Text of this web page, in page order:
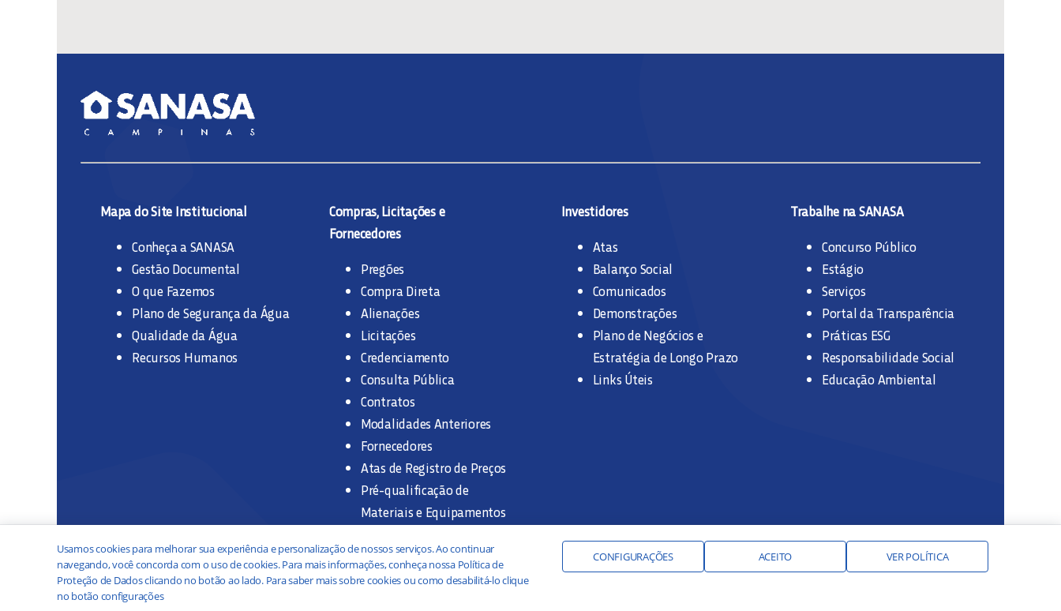
Mapa do Site Institucional
Conheça a SANASA
Gestão Documental
O que Fazemos
Plano de Segurança da Água
Qualidade da Água
Recursos Humanos
Compras, Licitações e
Fornecedores
Pregões
Compra Direta
Alienações
Licitações
Credenciamento
Consulta Pública
Contratos
Modalidades Anteriores
Fornecedores
Atas de Registro de Preços
Pré-qualificação de
Materiais e Equipamentos
Documentação Interna
Investidores
Atas
Balanço Social
Comunicados
Demonstrações
Plano de Negócios e
Estratégia de Longo Prazo
Links Úteis
Trabalhe na SANASA
Concurso Público
Estágio
Serviços
Portal da Transparência
Práticas ESG
Responsabilidade Social
Educação Ambiental
Usamos cookies para melhorar sua experiência e personalização de nossos serviços. Ao continuar
navegando, você concorda com o uso de cookies. Para mais informações, conheça nossa Política de
Proteção de Dados clicando no botão ao lado. Para saber mais sobre cookies ou como desabilitá-lo clique
no botão configurações
CONFIGURAÇÕES ACEITO VER POLÍTICA